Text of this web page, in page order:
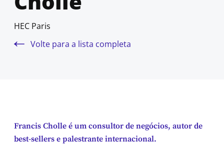
HEC Paris
Volte para a lista completa
Francis Cholle é um consultor de negócios, autor de
best-sellers e palestrante internacional.